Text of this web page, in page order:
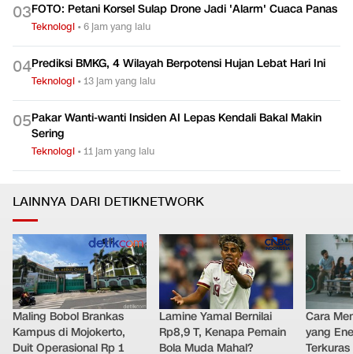
03FOTO: Petani Korsel Sulap Drone Jadi 'Alarm' Cuaca Panas
Teknologi •6 jam yang lalu
04Prediksi BMKG, 4 Wilayah Berpotensi Hujan Lebat Hari Ini
Teknologi •13 jam yang lalu
05Pakar Wanti-wanti Insiden AI Lepas Kendali Bakal Makin
Sering
Teknologi •11 jam yang lalu
LAINNYA DARI DETIKNETWORK
Maling Bobol Brankas
Kampus di Mojokerto,
Duit Operasional Rp 1
Lamine Yamal Bernilai
Rp8,9 T, Kenapa Pemain
Bola Muda Mahal?
Cara
yang